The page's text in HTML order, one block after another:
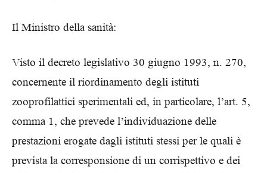
Il Ministro della sanità:
Visto il decreto legislativo 30 giugno 1993, n. 270,
concernente il riordinamento degli istituti
zooprofilattici sperimentali ed, in particolare, l’art. 5,
comma 1, che prevede l’individuazione delle
prestazioni erogate dagli istituti stessi per le quali è
prevista la corresponsione di un corrispettivo e dei